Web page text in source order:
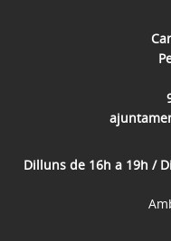
Dilluns de 16h a 19h /